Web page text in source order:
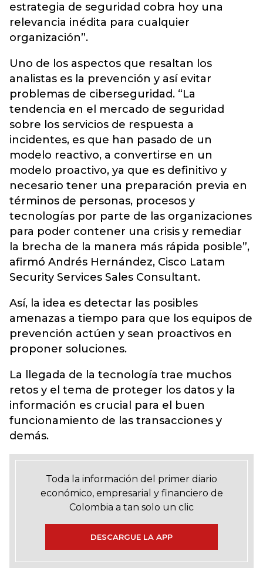
estrategia de seguridad cobra hoy una
relevancia inédita para cualquier
organización”.
Uno de los aspectos que resaltan los
analistas es la prevención y así evitar
problemas de ciberseguridad. “La
tendencia en el mercado de seguridad
sobre los servicios de respuesta a
incidentes, es que han pasado de un
modelo reactivo, a convertirse en un
modelo proactivo, ya que es definitivo y
necesario tener una preparación previa en
términos de personas, procesos y
tecnologías por parte de las organizaciones
para poder contener una crisis y remediar
la brecha de la manera más rápida posible”,
afirmó Andrés Hernández, Cisco Latam
Security Services Sales Consultant.
Así, la idea es detectar las posibles
amenazas a tiempo para que los equipos de
prevención actúen y sean proactivos en
proponer soluciones.
La llegada de la tecnología trae muchos
retos y el tema de proteger los datos y la
información es crucial para el buen
funcionamiento de las transacciones y
demás.
Toda la información del primer diario
económico, empresarial y financiero de
Colombia a tan solo un clic
DESCARGUE LA APP